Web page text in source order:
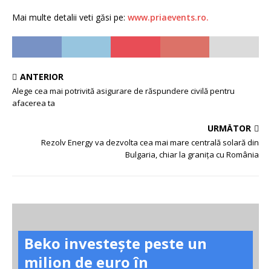
Mai multe detalii veti găsi pe: www.priaevents.ro.
ANTERIOR
Alege cea mai potrivită asigurare de răspundere civilă pentru
afacerea ta
URMĂTOR
Rezolv Energy va dezvolta cea mai mare centrală solară din
Bulgaria, chiar la granița cu România
Beko investește peste un
milion de euro în